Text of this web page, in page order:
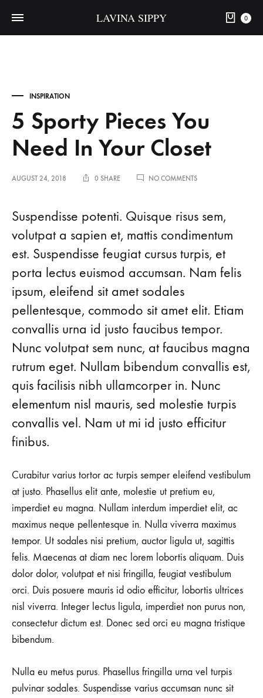
LAVINA SIPPY 0
INSPIRATION
5 Sporty Pieces You
Need In Your Closet
AUGUST 24, 2018 0 SHARE NO COMMENTSON
YOU
IN
YOUR
CLOSET
5
Sporty
Pieces
You
Need
In
Your
Closet
AUGUST
SHARE
NO
COMMENTS
5
SPORTY
YOU
NEED
YOUR
Suspendisse potenti. Quisque risus sem,
volutpat a sapien et, mattis condimentum
est. Suspendisse feugiat cursus turpis, et
porta lectus euismod accumsan. Nam felis
ipsum, eleifend sit amet sodales
pellentesque, commodo sit amet elit. Etiam
convallis urna id justo faucibus tempor.
Nunc volutpat sem nunc, at faucibus magna
rutrum eget. Nullam bibendum convallis est,
quis facilisis nibh ullamcorper in. Nunc
elementum nisl mauris, sed molestie turpis
convallis vel. Nam ut mi id justo efficitur
finibus.
Curabitur varius tortor ac turpis semper eleifend vestibulum
at justo. Phasellus elit ante, molestie ut pretium eu,
imperdiet eu magna. Nullam interdum imperdiet elit, ac
maximus neque pellentesque in. Nulla viverra maximus
tempor. Ut sodales nisi pretium, auctor ligula ut, sagittis
felis. Maecenas at diam nec lorem lobortis aliquam. Duis
dolor dolor, volutpat et nisi fringilla, feugiat vestibulum
orci. Duis posuere mauris id odio efficitur, lobortis ultrices
nisl viverra. Integer lectus ligula, imperdiet non purus non,
consectetur dictum est. Donec sed orci eu magna tristique
bibendum.
Nulla eu metus purus. Phasellus fringilla urna vel turpis
pulvinar sodales. Suspendisse varius accumsan nunc sit